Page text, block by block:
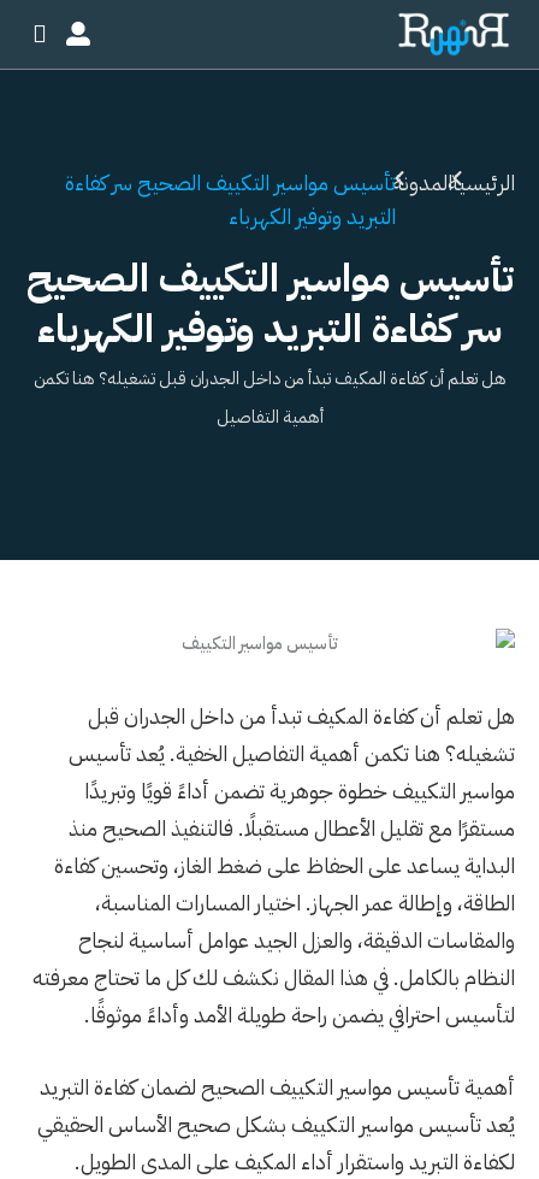
تخطي
المحتوى
الرئيسيةالمدونةتأسيس مواسير التكييف الصحيح سر كفاءة
التبريد وتوفير الكهرباء
تأسيس مواسير التكييف الصحيح
سر كفاءة التبريد وتوفير الكهرباء
هل تعلم أن كفاءة المكيف تبدأ من داخل الجدران قبل تشغيله؟ هنا تكمن
أهمية التفاصيل
هل تعلم أن كفاءة المكيف تبدأ من داخل الجدران قبل
تشغيله؟ هنا تكمن أهمية التفاصيل الخفية. يُعد تأسيس
مواسير التكييف خطوة جوهرية تضمن أداءً قويًا وتبريدًا
مستقرًا مع تقليل الأعطال مستقبلًا. فالتنفيذ الصحيح منذ
البداية يساعد على الحفاظ على ضغط الغاز، وتحسين كفاءة
الطاقة، وإطالة عمر الجهاز. اختيار المسارات المناسبة،
والمقاسات الدقيقة، والعزل الجيد عوامل أساسية لنجاح
النظام بالكامل. في هذا المقال نكشف لك كل ما تحتاج معرفته
لتأسيس احترافي يضمن راحة طويلة الأمد وأداءً موثوقًا.
أهمية تأسيس مواسير التكييف الصحيح لضمان كفاءة التبريد
يُعد تأسيس مواسير التكييف بشكل صحيح الأساس الحقيقي
لكفاءة التبريد واستقرار أداء المكيف على المدى الطويل.